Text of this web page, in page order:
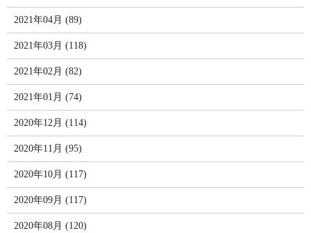
2021年04月 (89)
2021年03月 (118)
2021年02月 (82)
2021年01月 (74)
2020年12月 (114)
2020年11月 (95)
2020年10月 (117)
2020年09月 (117)
2020年08月 (120)